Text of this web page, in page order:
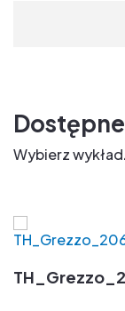
Wybierz